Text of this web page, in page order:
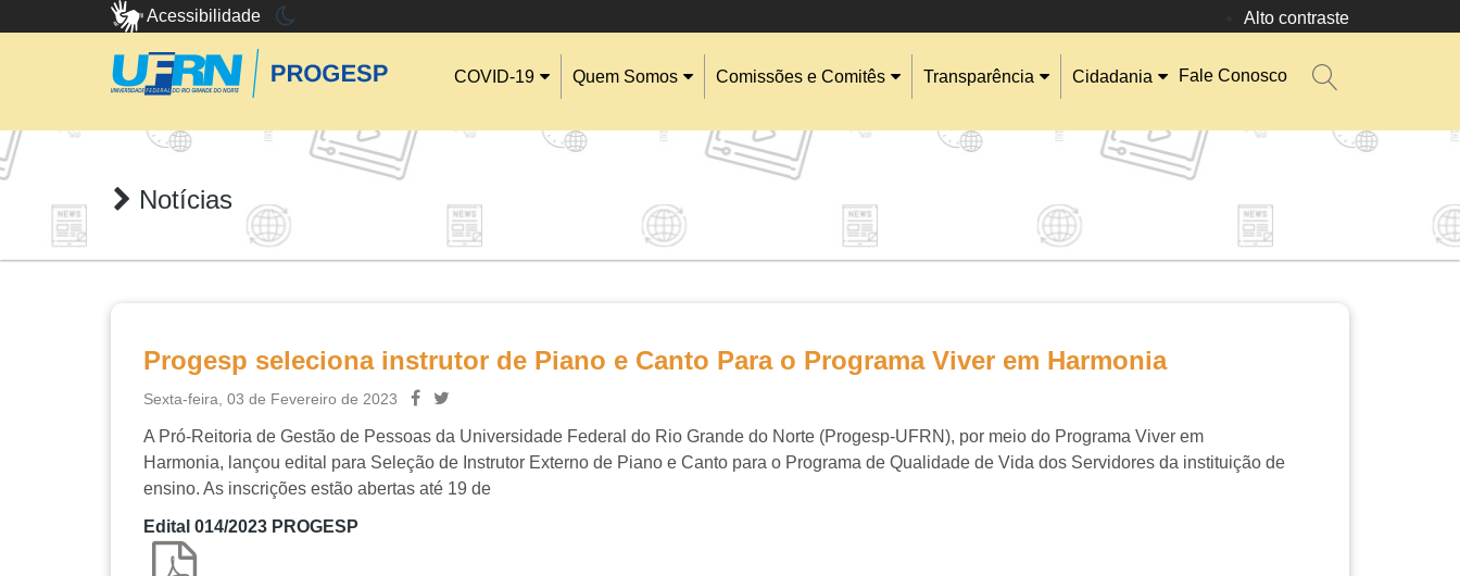
Acessibilidade Alto contraste
COVID-19 Quem Somos Comissões e Comitês Transparência Cidadania Fale Conosco
Notícias
Progesp seleciona instrutor de Piano e Canto Para o Programa Viver em Harmonia
Sexta-feira, 03 de Fevereiro de 2023
A Pró-Reitoria de Gestão de Pessoas da Universidade Federal do Rio Grande do Norte (Progesp-UFRN), por meio do Programa Viver em
Harmonia, lançou edital para Seleção de Instrutor Externo de Piano e Canto para o Programa de Qualidade de Vida dos Servidores da instituição de
ensino. As inscrições estão abertas até 19 de
Edital 014/2023 PROGESP